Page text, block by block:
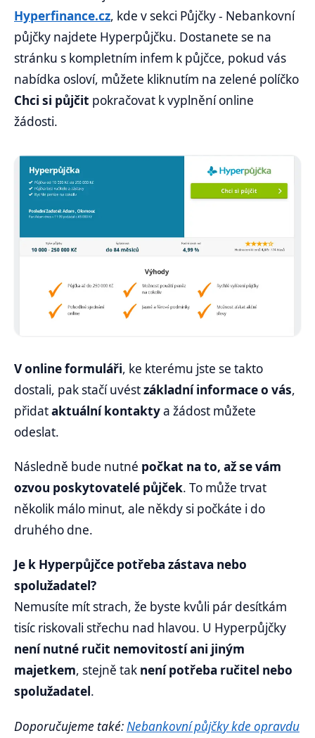
Hyperfinance.cz, kde v sekci Půjčky - Nebankovní
půjčky najdete Hyperpůjčku. Dostanete se na
stránku s kompletním infem k půjčce, pokud vás
nabídka osloví, můžete kliknutím na zelené políčko
Chci si půjčit pokračovat k vyplnění online
žádosti.
V online formuláři, ke kterému jste se takto
dostali, pak stačí uvéstzákladní informace o vás,
přidataktuální kontaktya žádost můžete
odeslat.
Následně bude nutné počkat na to, až se vám
ozvou poskytovatelé půjček. To může trvat
několik málo minut, ale někdy si počkáte i do
druhého dne.
Je k Hyperpůjčce potřeba zástava nebo
spolužadatel?
Nemusíte mít strach, že byste kvůli pár desítkám
tisíc riskovali střechu nad hlavou. U Hyperpůjčky
není nutné ručit nemovitostí ani jiným
majetkem, stejně tak není potřeba ručitel nebo
spolužadatel.
Doporučujeme také:Nebankovní půjčky kde opravdu